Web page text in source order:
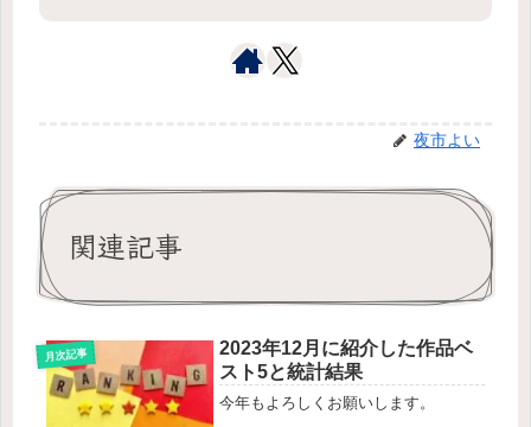
夜市よい
関連記事
月次記事
2023年12月に紹介した作品ベ
スト5と統計結果
今年もよろしくお願いします。